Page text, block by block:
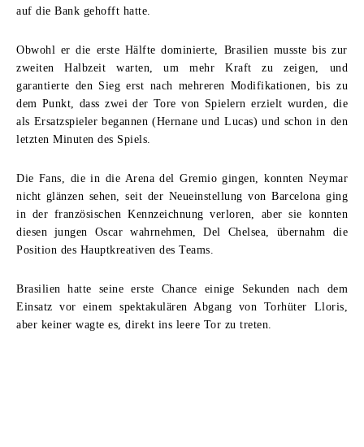
auf die Bank gehofft hatte.
Obwohl er die erste Hälfte dominierte, Brasilien musste bis zur
zweiten Halbzeit warten, um mehr Kraft zu zeigen, und
garantierte den Sieg erst nach mehreren Modifikationen, bis zu
dem Punkt, dass zwei der Tore von Spielern erzielt wurden, die
als Ersatzspieler begannen (Hernane und Lucas) und schon in den
letzten Minuten des Spiels.
Die Fans, die in die Arena del Gremio gingen, konnten Neymar
nicht glänzen sehen, seit der Neueinstellung von Barcelona ging
in der französischen Kennzeichnung verloren, aber sie konnten
diesen jungen Oscar wahrnehmen, Del Chelsea, übernahm die
Position des Hauptkreativen des Teams.
Brasilien hatte seine erste Chance einige Sekunden nach dem
Einsatz vor einem spektakulären Abgang von Torhüter Lloris,
aber keiner wagte es, direkt ins leere Tor zu treten.